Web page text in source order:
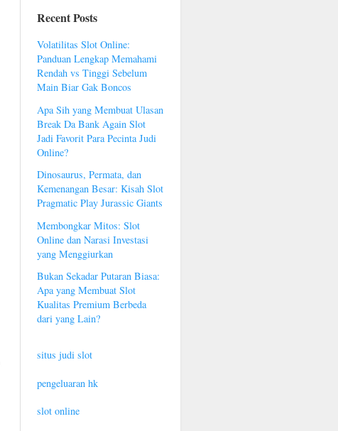
Recent Posts
Volatilitas Slot Online:
Panduan Lengkap Memahami
Rendah vs Tinggi Sebelum
Main Biar Gak Boncos
Apa Sih yang Membuat Ulasan
Break Da Bank Again Slot
Jadi Favorit Para Pecinta Judi
Online?
Dinosaurus, Permata, dan
Kemenangan Besar: Kisah Slot
Pragmatic Play Jurassic Giants
Membongkar Mitos: Slot
Online dan Narasi Investasi
yang Menggiurkan
Bukan Sekadar Putaran Biasa:
Apa yang Membuat Slot
Kualitas Premium Berbeda
dari yang Lain?
situs judi slot
pengeluaran hk
slot online